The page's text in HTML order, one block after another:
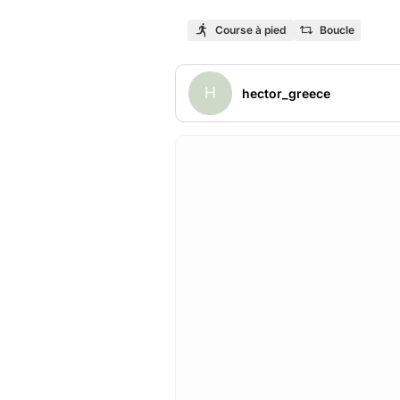
Course à pied Boucle
H hector_greece